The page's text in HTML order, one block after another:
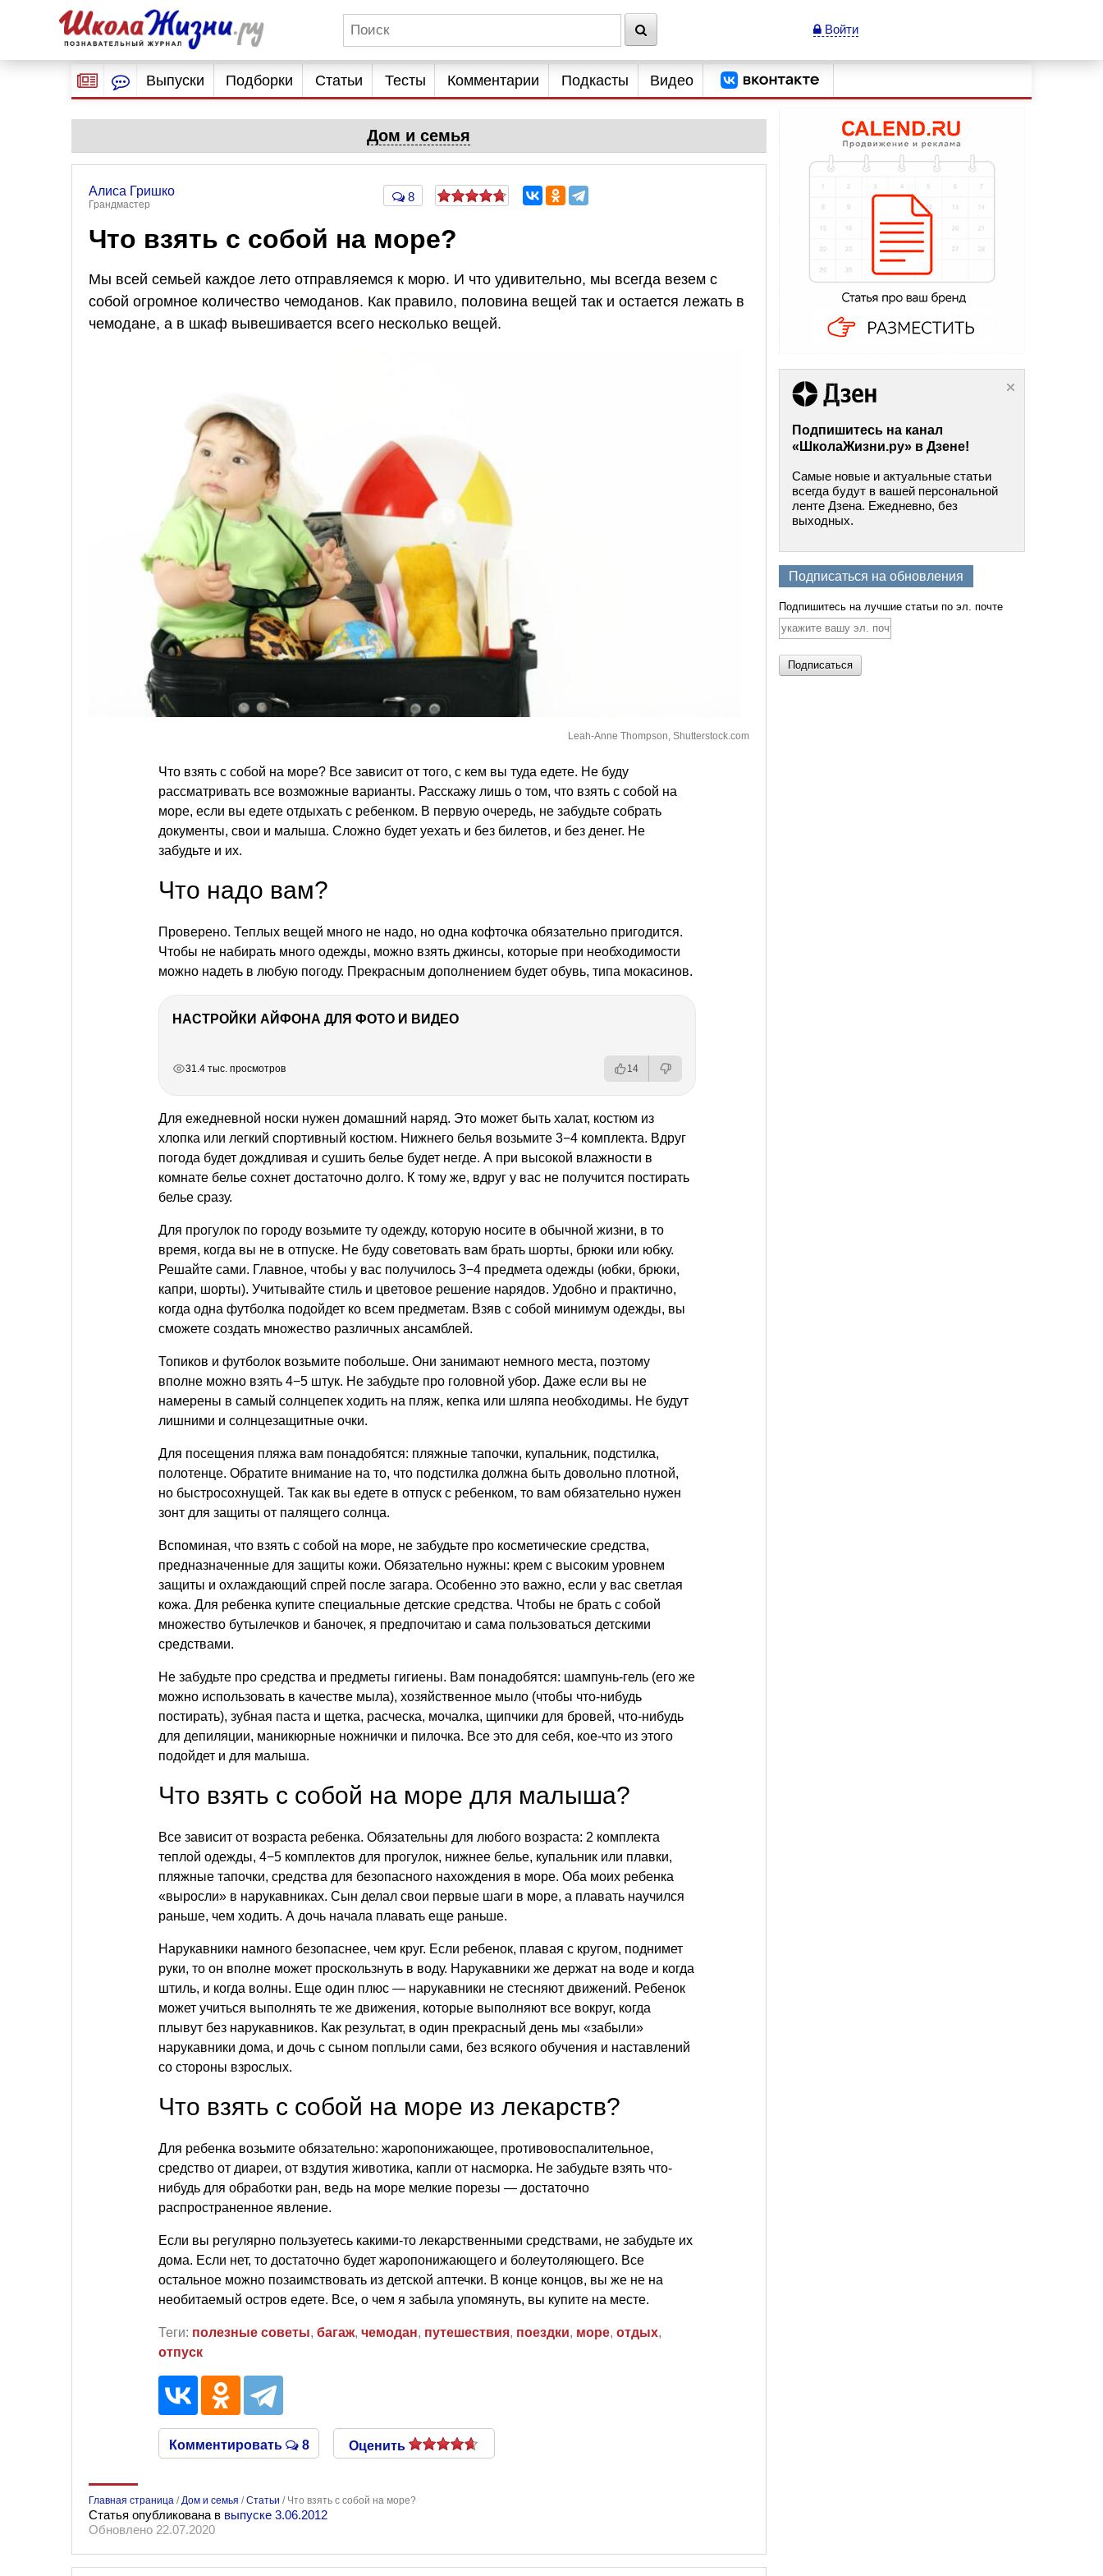
Войти
Выпуски Подборки Статьи Тесты Комментарии Подкасты Видео
Дом и семья
Алиса Гришко
Грандмастер
8
Что взять с собой на море?
Мы всей семьей каждое лето отправляемся к морю. И что удивительно, мы всегда везем с
собой огромное количество чемоданов. Как правило, половина вещей так и остается лежать в
чемодане, а в шкаф вывешивается всего несколько вещей.
Leah-Anne Thompson, Shutterstock.com
Что взять с собой на море? Все зависит от того, с кем вы туда едете. Не буду
рассматривать все возможные варианты. Расскажу лишь о том, что взять с собой на
море, если вы едете отдыхать с ребенком. В первую очередь, не забудьте собрать
документы, свои и малыша. Сложно будет уехать и без билетов, и без денег. Не
забудьте и их.
Что надо вам?
Проверено. Теплых вещей много не надо, но одна кофточка обязательно пригодится.
Чтобы не набирать много одежды, можно взять джинсы, которые при необходимости
можно надеть в любую погоду. Прекрасным дополнением будет обувь, типа мокасинов.
НАСТРОЙКИ АЙФОНА ДЛЯ ФОТО И ВИДЕО
31.4 тыс. просмотров 14
Для ежедневной носки нужен домашний наряд. Это может быть халат, костюм из
хлопка или легкий спортивный костюм. Нижнего белья возьмите 3−4 комплекта. Вдруг
погода будет дождливая и сушить белье будет негде. А при высокой влажности в
комнате белье сохнет достаточно долго. К тому же, вдруг у вас не получится постирать
белье сразу.
Для прогулок по городу возьмите ту одежду, которую носите в обычной жизни, в то
время, когда вы не в отпуске. Не буду советовать вам брать шорты, брюки или юбку.
Решайте сами. Главное, чтобы у вас получилось 3−4 предмета одежды (юбки, брюки,
капри, шорты). Учитывайте стиль и цветовое решение нарядов. Удобно и практично,
когда одна футболка подойдет ко всем предметам. Взяв с собой минимум одежды, вы
сможете создать множество различных ансамблей.
Топиков и футболок возьмите побольше. Они занимают немного места, поэтому
вполне можно взять 4−5 штук. Не забудьте про головной убор. Даже если вы не
намерены в самый солнцепек ходить на пляж, кепка или шляпа необходимы. Не будут
лишними и солнцезащитные очки.
Для посещения пляжа вам понадобятся: пляжные тапочки, купальник, подстилка,
полотенце. Обратите внимание на то, что подстилка должна быть довольно плотной,
но быстросохнущей. Так как вы едете в отпуск с ребенком, то вам обязательно нужен
зонт для защиты от палящего солнца.
Вспоминая, что взять с собой на море, не забудьте про косметические средства,
предназначенные для защиты кожи. Обязательно нужны: крем с высоким уровнем
защиты и охлаждающий спрей после загара. Особенно это важно, если у вас светлая
кожа. Для ребенка купите специальные детские средства. Чтобы не брать с собой
множество бутылечков и баночек, я предпочитаю и сама пользоваться детскими
средствами.
Не забудьте про средства и предметы гигиены. Вам понадобятся: шампунь-гель (его же
можно использовать в качестве мыла), хозяйственное мыло (чтобы что-нибудь
постирать), зубная паста и щетка, расческа, мочалка, щипчики для бровей, что-нибудь
для депиляции, маникюрные ножнички и пилочка. Все это для себя, кое-что из этого
подойдет и для малыша.
Что взять с собой на море для малыша?
Все зависит от возраста ребенка. Обязательны для любого возраста: 2 комплекта
теплой одежды, 4−5 комплектов для прогулок, нижнее белье, купальник или плавки,
пляжные тапочки, средства для безопасного нахождения в море. Оба моих ребенка
«выросли» в нарукавниках. Сын делал свои первые шаги в море, а плавать научился
раньше, чем ходить. А дочь начала плавать еще раньше.
Нарукавники намного безопаснее, чем круг. Если ребенок, плавая с кругом, поднимет
руки, то он вполне может проскользнуть в воду. Нарукавники же держат на воде и когда
штиль, и когда волны. Еще один плюс — нарукавники не стесняют движений. Ребенок
может учиться выполнять те же движения, которые выполняют все вокруг, когда
плывут без нарукавников. Как результат, в один прекрасный день мы «забыли»
нарукавники дома, и дочь с сыном поплыли сами, без всякого обучения и наставлений
со стороны взрослых.
Что взять с собой на море из лекарств?
Для ребенка возьмите обязательно: жаропонижающее, противовоспалительное,
средство от диареи, от вздутия животика, капли от насморка. Не забудьте взять что-
нибудь для обработки ран, ведь на море мелкие порезы — достаточно
распространенное явление.
Если вы регулярно пользуетесь какими-то лекарственными средствами, не забудьте их
дома. Если нет, то достаточно будет жаропонижающего и болеутоляющего. Все
остальное можно позаимствовать из детской аптечки. В конце концов, вы же не на
необитаемый остров едете. Все, о чем я забыла упомянуть, вы купите на месте.
Теги: полезные советы, багаж, чемодан, путешествия, поездки, море, отдых,
отпуск
Комментировать 8 Оценить
Главная страница /Дом и семья /Статьи / Что взять с собой на море?
Статья опубликована в выпуске 3.06.2012
Обновлено 22.07.2020
Подпишитесь на канал
«ШколаЖизни.ру» в Дзене!
Самые новые и актуальные статьи
всегда будут в вашей персональной
ленте Дзена. Ежедневно, без
выходных.
Подписаться на обновления
Подпишитесь на лучшие статьи по эл. почте